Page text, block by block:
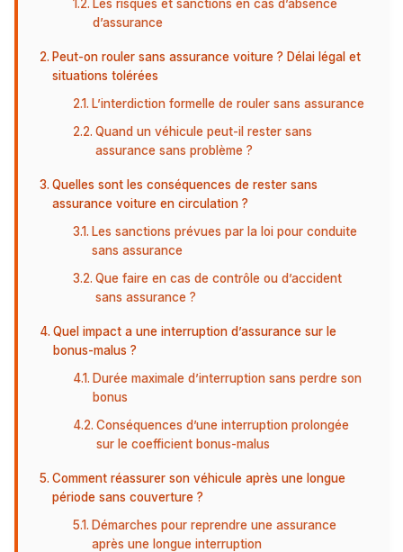
Les risques et sanctions en cas d’absence
d’assurance
Peut-on rouler sans assurance voiture ? Délai légal et
situations tolérées
L’interdiction formelle de rouler sans assurance
Quand un véhicule peut-il rester sans
assurance sans problème ?
Quelles sont les conséquences de rester sans
assurance voiture en circulation ?
Les sanctions prévues par la loi pour conduite
sans assurance
Que faire en cas de contrôle ou d’accident
sans assurance ?
Quel impact a une interruption d’assurance sur le
bonus-malus ?
Durée maximale d’interruption sans perdre son
bonus
Conséquences d’une interruption prolongée
sur le coefficient bonus-malus
Comment réassurer son véhicule après une longue
période sans couverture ?
Démarches pour reprendre une assurance
après une longue interruption